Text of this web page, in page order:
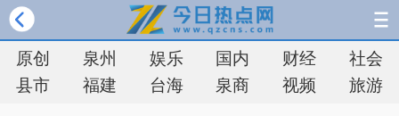
原创 泉州 娱乐 国内 财经
社会
县市
福建 台海 泉商 视频 旅游